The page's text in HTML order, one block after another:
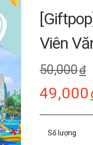
Viên
50,000đ
49,000
Số lượng